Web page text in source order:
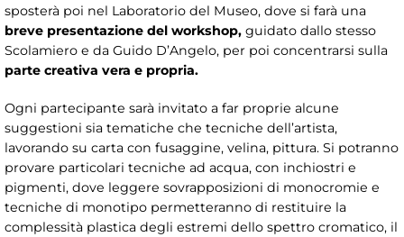
sposterà poi nel Laboratorio del Museo, dove si farà una
breve presentazione del workshop, guidato dallo stesso
Scolamiero e da Guido D’Angelo, per poi concentrarsi sulla
parte creativa vera e propria.
Ogni partecipante sarà invitato a far proprie alcune
suggestioni sia tematiche che tecniche dell’artista,
lavorando su carta con fusaggine, velina, pittura. Si potranno
provare particolari tecniche ad acqua, con inchiostri e
pigmenti, dove leggere sovrapposizioni di monocromie e
tecniche di monotipo permetteranno di restituire la
complessità plastica degli estremi dello spettro cromatico, il